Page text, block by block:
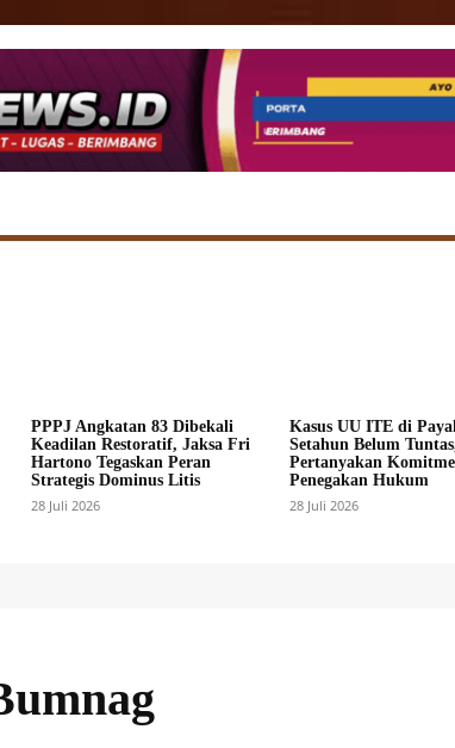
PPPJ Angkatan 83 Dibekali
Keadilan Restoratif, Jaksa Fri
Hartono Tegaskan Peran
Strategis Dominus Litis
28 Juli 2026
Kasus UU ITE di
Setahun Belum
Pertanyakan
Penegakan Hukum
28 Juli 2026